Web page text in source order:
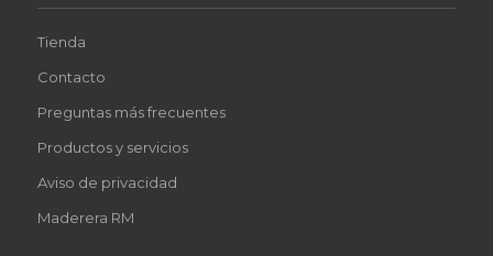
Tienda
Contacto
Preguntas más frecuentes
Productos y servicios
Aviso de privacidad
Maderera RM